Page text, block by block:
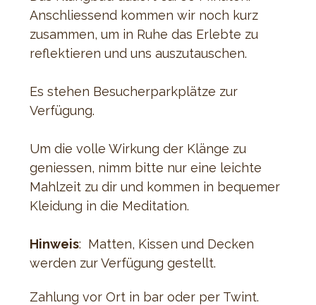
Anschliessend kommen wir noch kurz
zusammen, um in Ruhe das Erlebte zu
reflektieren und uns auszutauschen.
Es stehen Besucherparkplätze zur
Verfügung.
Um die volle Wirkung der Klänge zu
geniessen, nimm bitte nur eine leichte
Mahlzeit zu dir und kommen in bequemer
Kleidung in die Meditation.
Hinweis:  Matten, Kissen und Decken
werden zur Verfügung gestellt.
Zahlung vor Ort in bar oder per Twint.